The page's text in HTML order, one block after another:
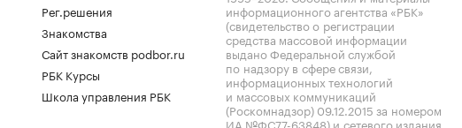
Рег.решения
Знакомства
Сайт знакомств podbor.ru
РБК Курсы
Школа управления РБК
информационного агентства «РБК»
(свидетельство о регистрации
средства массовой информации
выдано Федеральной службой
по надзору в сфере связи,
информационных технологий
и массовых коммуникаций
(Роскомнадзор) 09.12.2015 за номером
ИА №ФС77-63848) и сетевого издания